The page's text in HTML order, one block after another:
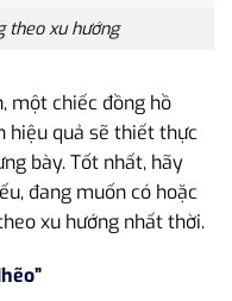
theo xu hướng
một chiếc đồng hồ
hiệu quả sẽ thiết thực
bày. Tốt nhất, hãy
đang muốn có hoặc
xu hướng nhất thời.